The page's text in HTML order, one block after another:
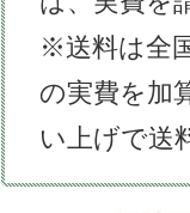
※送料は全
の実費を加
い上げで送